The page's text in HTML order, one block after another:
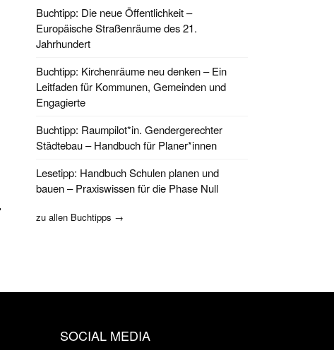
Buchtipp: Die neue Öffentlichkeit –
Europäische Straßenräume des 21.
Jahrhundert
Buchtipp: Kirchenräume neu denken – Ein
Leitfaden für Kommunen, Gemeinden und
Engagierte
Buchtipp: Raumpilot*in. Gendergerechter
Städtebau – Handbuch für Planer*innen
Lesetipp: Handbuch Schulen planen und
bauen – Praxiswissen für die Phase Null
zu allen Buchtipps →
SOCIAL MEDIA